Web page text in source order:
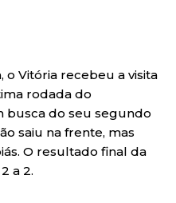
o Vitória recebeu a visita
rodada do
busca do seu segundo
saiu na frente, mas
O resultado final da
a 2.